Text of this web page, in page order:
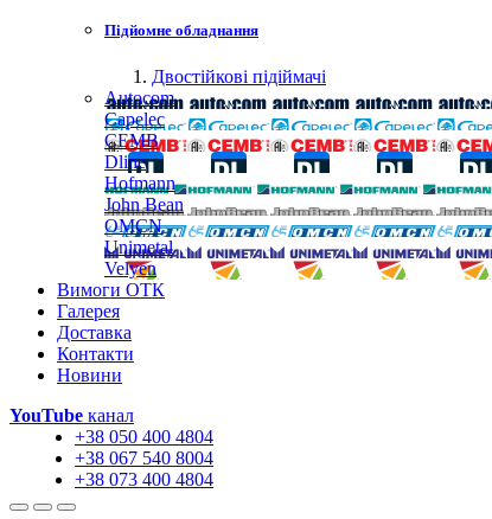
Підйомне обладнання
Двостійкові підіймачі
Autocom
Capelec
CEMB
Dline
Hofmann
John Bean
OMCN
Unimetal
Velyen
Вимоги ОТК
Галерея
Доставка
Контакти
Новини
YouTube канал
+38 050 400 4804
+38 067 540 8004
+38 073 400 4804